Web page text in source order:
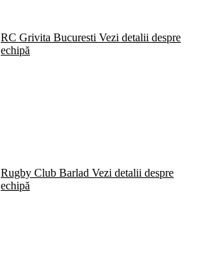
RC Grivita Bucuresti Vezi detalii despre
echipă
Rugby Club Barlad Vezi detalii despre
echipă